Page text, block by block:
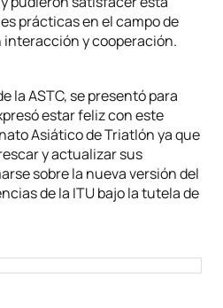
prácticas en el campo de
y cooperación.
la ASTC, se presentó para
estar feliz con este
Asiático de Triatlón ya que
y actualizar sus
sobre la nueva versión del
de la ITU bajo la tutela de